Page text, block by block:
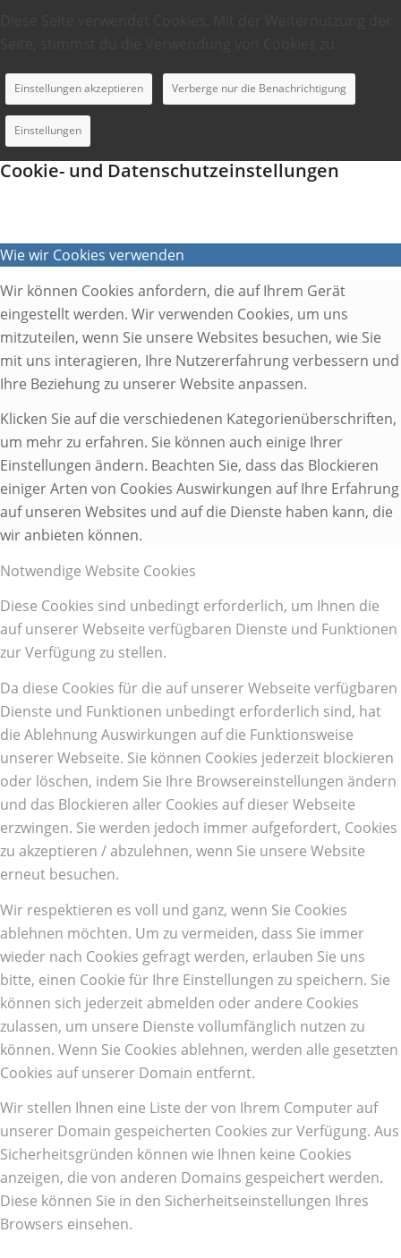
Einstellungen akzeptieren Verberge nur die Benachrichtigung
Einstellungen
Cookie- und Datenschutzeinstellungen
Wie wir Cookies verwenden
Wir können Cookies anfordern, die auf Ihrem Gerät
eingestellt werden. Wir verwenden Cookies, um uns
mitzuteilen, wenn Sie unsere Websites besuchen, wie Sie
mit uns interagieren, Ihre Nutzererfahrung verbessern und
Ihre Beziehung zu unserer Website anpassen.
Klicken Sie auf die verschiedenen Kategorienüberschriften,
um mehr zu erfahren. Sie können auch einige Ihrer
Einstellungen ändern. Beachten Sie, dass das Blockieren
einiger Arten von Cookies Auswirkungen auf Ihre Erfahrung
auf unseren Websites und auf die Dienste haben kann, die
wir anbieten können.
Notwendige Website Cookies
Diese Cookies sind unbedingt erforderlich, um Ihnen die
auf unserer Webseite verfügbaren Dienste und Funktionen
zur Verfügung zu stellen.
Da diese Cookies für die auf unserer Webseite verfügbaren
Dienste und Funktionen unbedingt erforderlich sind, hat
die Ablehnung Auswirkungen auf die Funktionsweise
unserer Webseite. Sie können Cookies jederzeit blockieren
oder löschen, indem Sie Ihre Browsereinstellungen ändern
und das Blockieren aller Cookies auf dieser Webseite
erzwingen. Sie werden jedoch immer aufgefordert, Cookies
zu akzeptieren / abzulehnen, wenn Sie unsere Website
erneut besuchen.
Wir respektieren es voll und ganz, wenn Sie Cookies
ablehnen möchten. Um zu vermeiden, dass Sie immer
wieder nach Cookies gefragt werden, erlauben Sie uns
bitte, einen Cookie für Ihre Einstellungen zu speichern. Sie
können sich jederzeit abmelden oder andere Cookies
zulassen, um unsere Dienste vollumfänglich nutzen zu
können. Wenn Sie Cookies ablehnen, werden alle gesetzten
Cookies auf unserer Domain entfernt.
Wir stellen Ihnen eine Liste der von Ihrem Computer auf
unserer Domain gespeicherten Cookies zur Verfügung. Aus
Sicherheitsgründen können wie Ihnen keine Cookies
anzeigen, die von anderen Domains gespeichert werden.
Diese können Sie in den Sicherheitseinstellungen Ihres
Browsers einsehen.